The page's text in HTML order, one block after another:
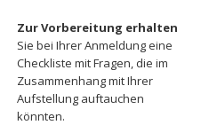
Zur Vorbereitung erhalten
Sie bei Ihrer Anmeldung eine
Checkliste mit Fragen, die im
Zusammenhang mit Ihrer
Aufstellung auftauchen
könnten.